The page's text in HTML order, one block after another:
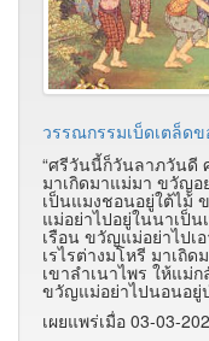
วรรณกรรมเบ็ดเตล็ด
“ศรีวันนี้ก็วันลาภวันดี
มาเกิดมาแม่มา ขวัญอ
เป็นแมงชอนอยู่ใต้ไม้
แม่อย่าไปอยู่ในนาเป็
เรือน ขวัญแม่อย่าไปเ
เรไรต่างมโหรี มาเถิ
เขาลำเนาไพร ให้แม่
ขวัญแม่อย่าไปนอนอยู่
เผยแพร่เมื่อ 03-03-